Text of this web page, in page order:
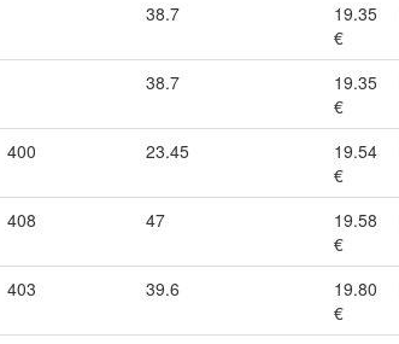
38.7
19.35
€
38.7
19.35
€
400 23.45
19.54
€
408 47
19.58
€
403 39.6
19.80
€